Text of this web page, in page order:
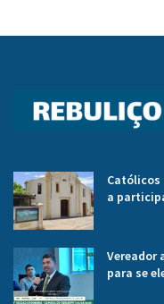
Católicos
a
Vereador
para se